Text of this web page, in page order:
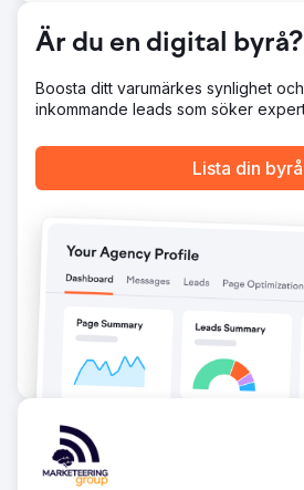
Är du en digital byrå?
Boosta ditt varumärkes synlighet
inkommande leads som söker
Lista din byrå